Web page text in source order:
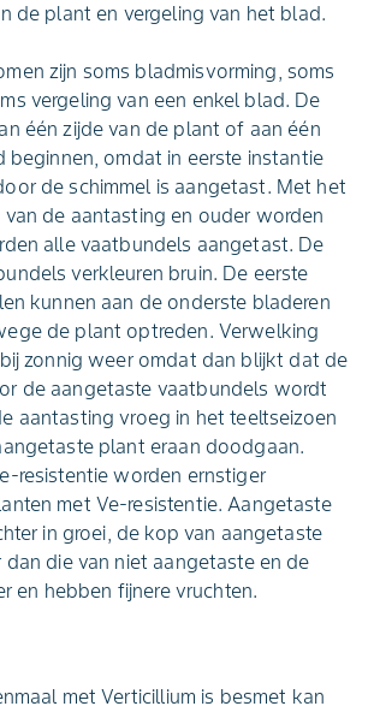
de plant en vergeling van het blad.
zijn soms bladmisvorming, soms
vergeling van een enkel blad. De
één zijde van de plant of aan één
beginnen, omdat in eerste instantie
de schimmel is aangetast. Met het
de aantasting en ouder worden
alle vaatbundels aangetast. De
verkleuren bruin. De eerste
kunnen aan de onderste bladeren
de plant optreden. Verwelking
zonnig weer omdat dan blijkt dat de
de aangetaste vaatbundels wordt
aantasting vroeg in het teeltseizoen
plant eraan doodgaan.
resistentie worden ernstiger
met Ve-resistentie. Aangetaste
in groei, de kop van aangetaste
dan die van niet aangetaste en de
en hebben fijnere vruchten.
met Verticillium is besmet kan